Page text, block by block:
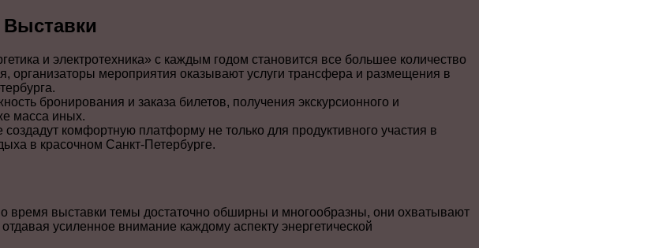
Выставки
и электротехника» с каждым годом становится все большее количество
организаторы мероприятия оказывают услуги трансфера и размещения в
бронирования и заказа билетов, получения экскурсионного и
масса иных.
комфортную платформу не только для продуктивного участия в
в красочном Санкт-Петербурге.
время выставки темы достаточно обширны и многообразны, они охватывают
усиленное внимание каждому аспекту энергетической